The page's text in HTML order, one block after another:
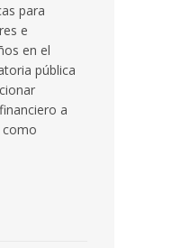
para
e
en el
pública
a
como